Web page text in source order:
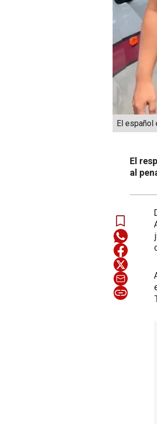
El español
El
al